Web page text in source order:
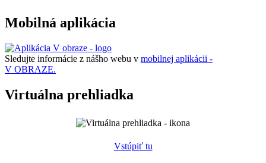
Mobilná aplikácia
Sledujte informácie z nášho webu v mobilnej aplikácii -
V OBRAZE.
Virtuálna prehliadka
Vstúpiť tu